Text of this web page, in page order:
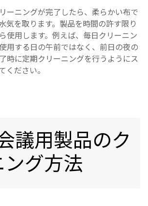
ーニングが完了したら、柔らかい布で
気を取ります。製品を時間の許す限り
使用します。例えば、毎日クリーニン
用する日の午前ではなく、前日の夜の
時に定期クリーニングを行うようにス
ください。
議用製品のク
ング方法